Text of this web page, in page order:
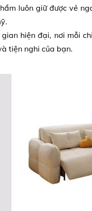
luôn giữ được vẻ
hiện đại, nơi mỗi
tiện nghi của bạn.